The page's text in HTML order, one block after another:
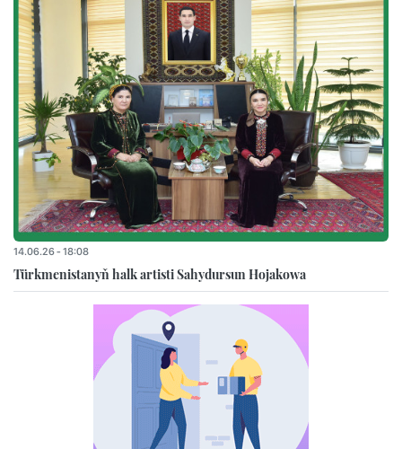
14.06.26 - 18:08
Türkmenistanyň halk artisti Sahydursun Hojakowa